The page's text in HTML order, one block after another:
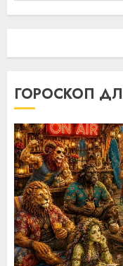
ГОРОСКОП